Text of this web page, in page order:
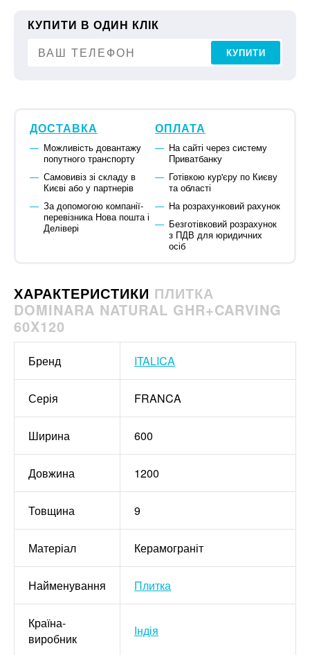
КУПИТИ В ОДИН КЛІК
КУПИТИ
ДОСТАВКА
Можливість довантажу
попутного транспорту
Самовивіз зі складу в
Києві або у партнерів
За допомогою компанії-
перевізника Нова пошта і
Делівері
ОПЛАТА
На сайті через систему
Приватбанку
Готівкою кур'єру по Києву
та області
На розрахунковий рахунок
Безготівковий розрахунок
з ПДВ для юридичних
осіб
ХАРАКТЕРИСТИКИ ПЛИТКА
DOMINARA NATURAL GHR+CARVING
60X120
Бренд ITALICA
Серія FRANCA
Ширина 600
Довжина 1200
Товщина 9
Матеріал Керамограніт
Найменування Плитка
Країна-
виробник
Індія